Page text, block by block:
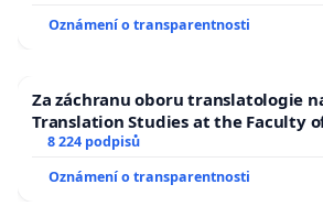
Oznámení o transparentnosti
Za záchranu oboru translatologie
Translation Studies at the Faculty
University
8 224 podpisů
Oznámení o transparentnosti